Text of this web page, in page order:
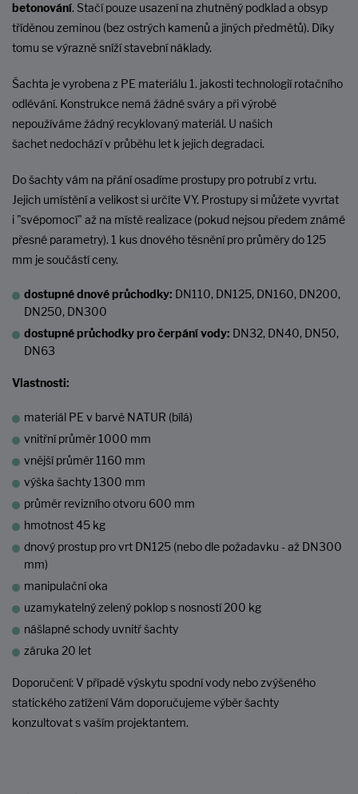
betonování. Stačí pouze usazení na zhutněný podklad a obsyp
tříděnou zeminou (bez ostrých kamenů a jiných předmětů). Díky
tomu se výrazně sníží stavební náklady.
Šachta je vyrobena z PE materiálu 1. jakosti technologií rotačního
odlévání. Konstrukce nemá žádné sváry a při výrobě
nepoužíváme žádný recyklovaný materiál. U našich
šachet nedochází v průběhu let k jejich degradaci.
Do šachty vám na přání osadíme prostupy pro potrubí z vrtu.
Jejich umístění a velikost si určíte VY. Prostupy si můžete vyvrtat
i "svépomocí" až na místě realizace (pokud nejsou předem známé
přesné parametry). 1 kus dnového těsnění pro průměry do 125
mm je součástí ceny.
dostupné dnové průchodky: DN110, DN125, DN160, DN200,
DN250, DN300
dostupné průchodky pro čerpání vody: DN32, DN40, DN50,
DN63
Vlastnosti:
materiál PE v barvě NATUR (bílá)
vnitřní průměr 1000 mm
vnější průměr 1160 mm
výška šachty 1300 mm
průměr revizního otvoru 600 mm
hmotnost 45 kg
dnový prostup pro vrt DN125 (nebo dle požadavku - až DN300
mm)
manipulační oka
uzamykatelný zelený poklop s nosností 200 kg
nášlapné schody uvnitř šachty
záruka 20 let
Doporučení: V případě výskytu spodní vody nebo zvýšeného
statického zatížení Vám doporučujeme výběr šachty
konzultovat s vaším projektantem.